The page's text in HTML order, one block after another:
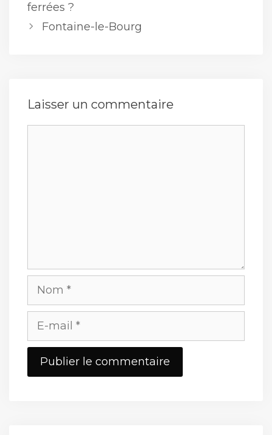
ferrées ?
Fontaine-le-Bourg
Laisser un commentaire
Nom
E-
Site